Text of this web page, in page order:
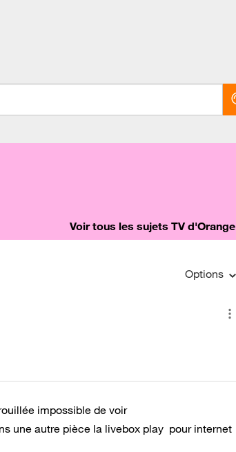
Voir tous les sujets TV d'Orange
Options
impossible de voir
une autre pièce la livebox play pour internet